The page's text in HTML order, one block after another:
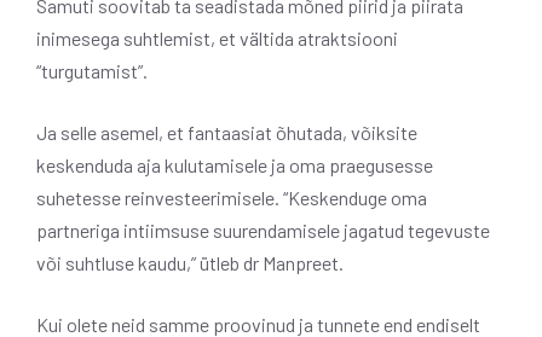
Samuti soovitab ta seadistada mõned piirid ja piirata
inimesega suhtlemist, et vältida atraktsiooni
“turgutamist”.
Ja selle asemel, et fantaasiat õhutada, võiksite
keskenduda aja kulutamisele ja oma praegusesse
suhetesse reinvesteerimisele. “Keskenduge oma
partneriga intiimsuse suurendamisele jagatud tegevuste
või suhtluse kaudu,” ütleb dr Manpreet.
Kui olete neid samme proovinud ja tunnete end endiselt